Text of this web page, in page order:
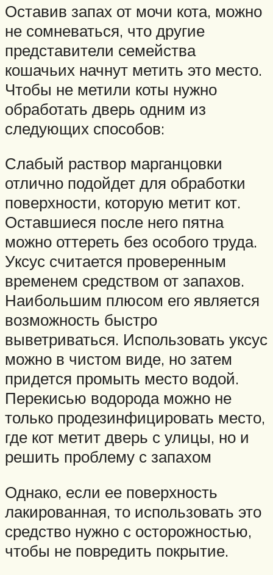
Оставив запах от мочи кота, можно
не сомневаться, что другие
представители семейства
кошачьих начнут метить это место.
Чтобы не метили коты нужно
обработать дверь одним из
следующих способов:
Слабый раствор марганцовки
отлично подойдет для обработки
поверхности, которую метит кот.
Оставшиеся после него пятна
можно оттереть без особого труда.
Уксус считается проверенным
временем средством от запахов.
Наибольшим плюсом его является
возможность быстро
выветриваться. Использовать уксус
можно в чистом виде, но затем
придется промыть место водой.
Перекисью водорода можно не
только продезинфицировать место,
где кот метит дверь с улицы, но и
решить проблему с запахом
Однако, если ее поверхность
лакированная, то использовать это
средство нужно с осторожностью,
чтобы не повредить покрытие.